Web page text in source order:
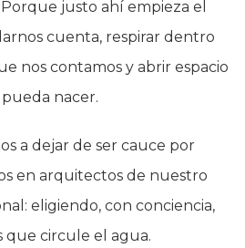
justo ahí empieza el
cuenta, respirar dentro
nos contamos y abrir espacio
nacer.
a dejar de ser cauce por
en arquitectos de nuestro
eligiendo, con conciencia,
circule el agua.